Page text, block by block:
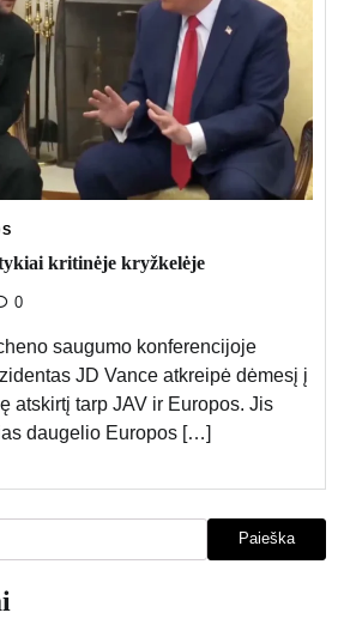
kritinėje kryžkelėje
0
saugumo konferencijoje
JD Vance atkreipė dėmesį į
atskirtį tarp JAV ir Europos. Jis
daugelio Europos […]
Paieška